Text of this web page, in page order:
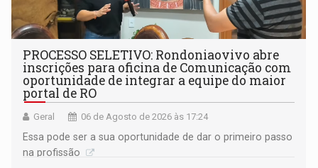
PROCESSO SELETIVO: Rondoniaovivo abre
inscrições para oficina de Comunicação com
oportunidade de integrar a equipe do maior
portal de RO
Geral 06 de Agosto de 2026 às 17:24
Essa pode ser a sua oportunidade de dar o primeiro passo
na profissão